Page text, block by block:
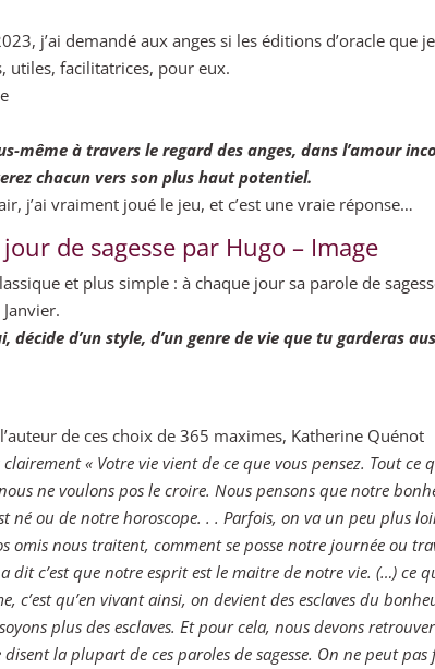
j’ai demandé aux anges si les éditions d’oracle que
utiles, facilitatrices, pour eux.
même à travers le regard des anges, dans l’amour
chacun vers son plus haut potentiel.
j’ai vraiment joué le jeu, et c’est une vraie réponse…
de sagesse par Hugo – Image
et plus simple : à chaque jour sa parole de
Janvier.
décide d’un style, d’un genre de vie que tu garderas
de ces choix de 365 maximes, Katherine Quénot
« Votre vie vient de ce que vous pensez. Tout ce
ne voulons pos le croire. Nous pensons que notre
né ou de notre horoscope. . . Parfois, on va un peu plus
omis nous traitent, comment se posse notre journée ou
dit c’est que notre esprit est le maitre de notre vie. (…) ce
c’est qu’en vivant ainsi, on devient des esclaves du
plus des esclaves. Et pour cela, nous devons
disent la plupart de ces paroles de sagesse. On ne peut